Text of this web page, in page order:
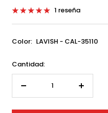
de
venta
1 reseña
Color: LAVISH - CAL-35110
Cantidad:
Aumentar